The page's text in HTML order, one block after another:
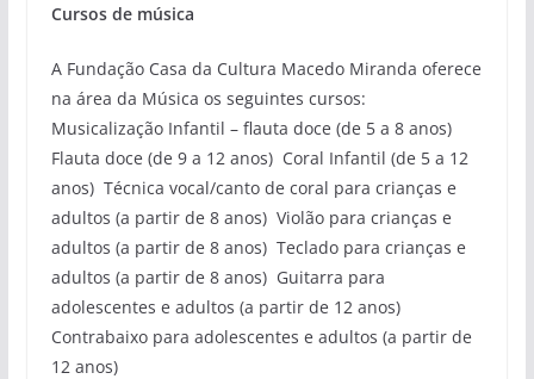
Cursos de música
A Fundação Casa da Cultura Macedo Miranda oferece
na área da Música os seguintes cursos:
Musicalização Infantil – flauta doce (de 5 a 8 anos)
Flauta doce (de 9 a 12 anos) Coral Infantil (de 5 a 12
anos) Técnica vocal/canto de coral para crianças e
adultos (a partir de 8 anos) Violão para crianças e
adultos (a partir de 8 anos) Teclado para crianças e
adultos (a partir de 8 anos) Guitarra para
adolescentes e adultos (a partir de 12 anos)
Contrabaixo para adolescentes e adultos (a partir de
12 anos)